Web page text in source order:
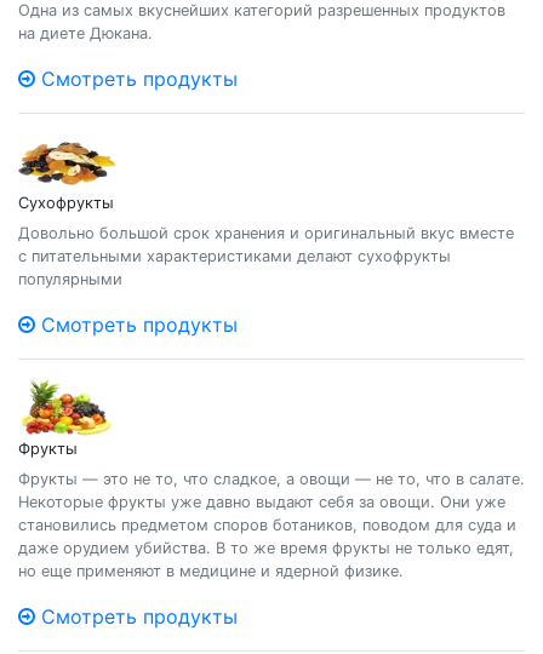
Одна из самых вкуснейших категорий разрешенных продуктов
на диете Дюкана.
Смотреть продукты
Сухофрукты
Довольно большой срок хранения и оригинальный вкус вместе
с питательными характеристиками делают сухофрукты
популярными
Смотреть продукты
Фрукты
Фрукты — это не то, что сладкое, а овощи — не то, что в салате.
Некоторые фрукты уже давно выдают себя за овощи. Они уже
становились предметом споров ботаников, поводом для суда и
даже орудием убийства. В то же время фрукты не только едят,
но еще применяют в медицине и ядерной физике.
Смотреть продукты